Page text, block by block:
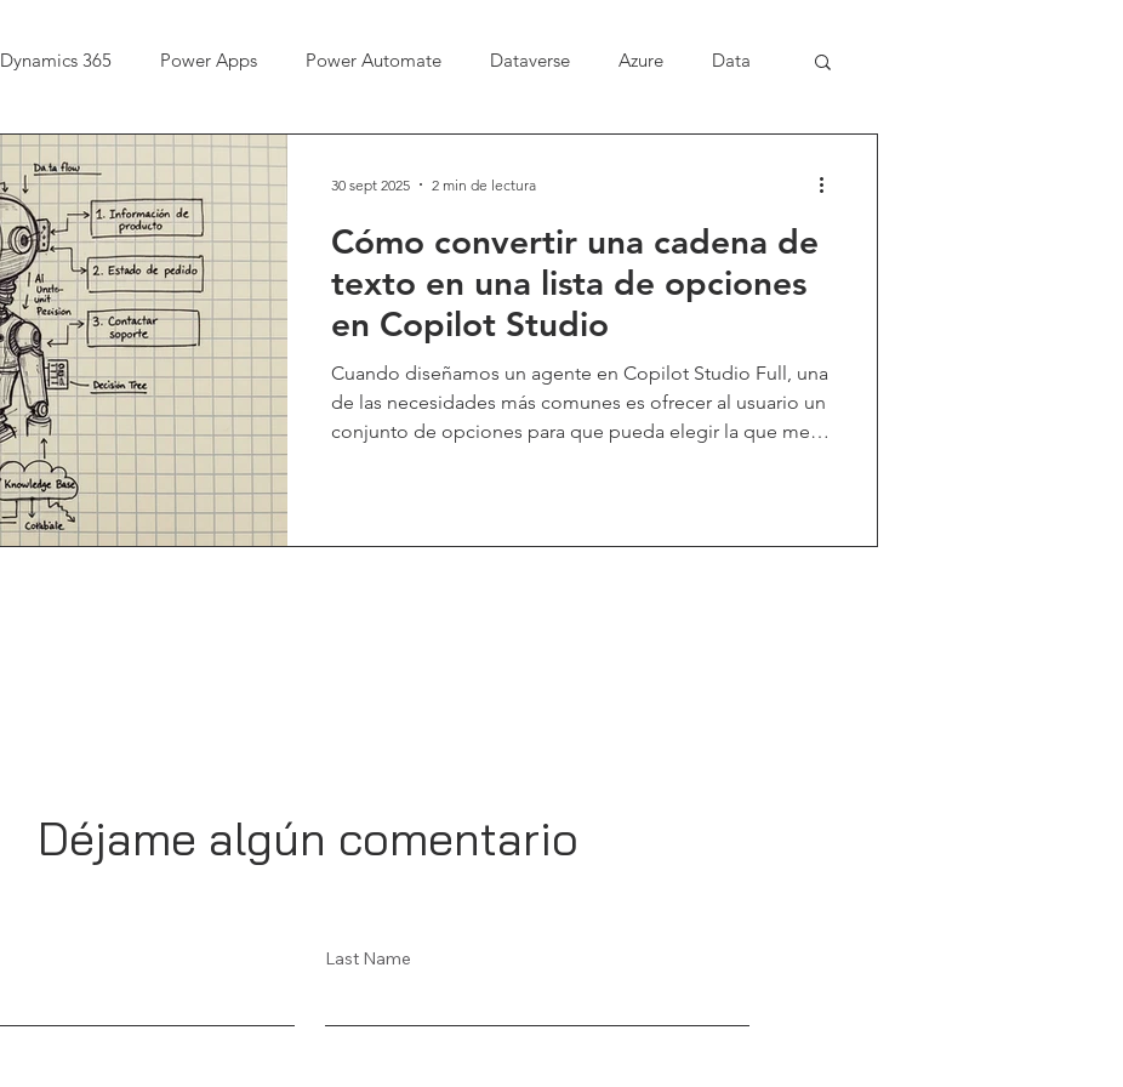
Dynamics 365 Power Apps Power Automate Dataverse Azure Data
Cómo convertir una cadena de
texto en una lista de opciones
en Copilot Studio
Cuando diseñamos un agente en Copilot Studio Full, una
de las necesidades más comunes es ofrecer al usuario un
conjunto de opciones para que pueda elegir la que mejor
30 sept 2025 2 min de lectura
Déjame algún comentario
Last Name